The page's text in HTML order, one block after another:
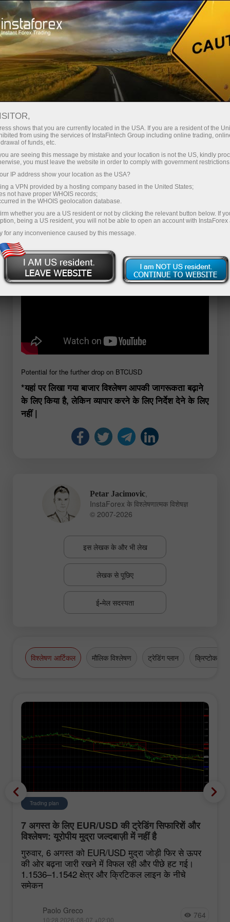
For Traders Analytical Reviews Technical analysis
27.01.2025: विदेशी मुद्रा विश्लेषण और
समीक्षा: Video analysis for January 27,
2025
ट्रेडिंग खाता खोलें
डेमो खाता खोलें
Potential for the further drop on BTCUSD
*यहां पर लिखा गया बाजार विश्लेषण आपकी जागरूकता बढ़ाने
के लिए किया है, लेकिन व्यापार करने के लिए निर्देश देने के लिए
नहीं |
Petar Jacimovic
InstaForex के विश्लेषणात्मक विशेषज्ञ
© 2007-2026
इस लेखक के और भी लेख
लेखक से पूछिए
ई-मेल सदस्यता
विश्लेषण आर्टिकल मौलिक विश्लेषण ट्रेडिंग प्लान क्रिप्टोकरेंसी
Trading plan
7 अगस्त के लिए EUR/USD की ट्रेडिंग सिफारिशें और
विश्लेषण: यूरोपीय मुद्रा जल्दबाज़ी में नहीं है
गुरुवार, 6 अगस्त को EUR/USD मुद्रा जोड़ी फिर से ऊपर
की ओर बढ़ना जारी रखने में विफल रही और पीछे हट गई।
1.1536–1.1542 क्षेत्र और क्रिटिकल लाइन के नीचे
समेकन
Paolo Greco
10:28 2026-08-07 +02:00 764
shows that you are currently located in the USA. If you are a resident of the
from using the services of InstaFintech Group including online trading,
of funds, etc.
are seeing this message by mistake and your location is not the US, kindly
you must leave the website in order to comply with government
IP address show your location as the USA?
a VPN provided by a hosting company based in the United States;
not have proper WHOIS records;
in the WHOIS geolocation database.
whether you are a US resident or not by clicking the relevant button below. If
being a US resident, you will not be able to open an account with InstaForex
for any inconvenience caused by this message.